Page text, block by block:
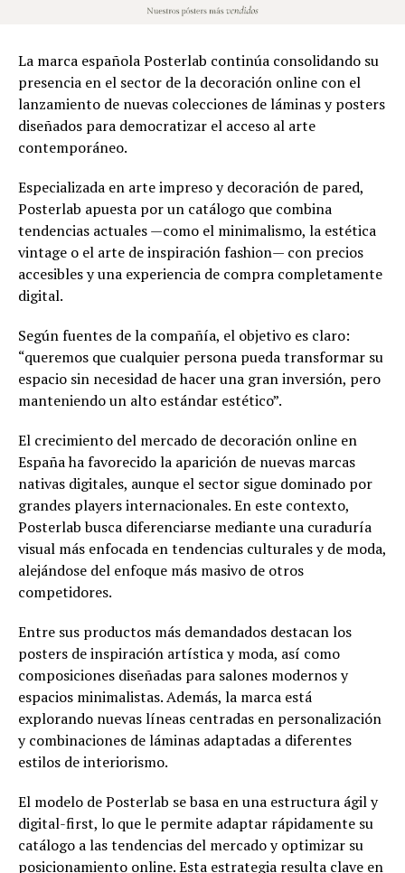
La marca española Posterlab continúa consolidando su
presencia en el sector de la decoración online con el
lanzamiento de nuevas colecciones de láminas y posters
diseñados para democratizar el acceso al arte
contemporáneo.
Especializada en arte impreso y decoración de pared,
Posterlab apuesta por un catálogo que combina
tendencias actuales —como el minimalismo, la estética
vintage o el arte de inspiración fashion— con precios
accesibles y una experiencia de compra completamente
digital.
Según fuentes de la compañía, el objetivo es claro:
“queremos que cualquier persona pueda transformar su
espacio sin necesidad de hacer una gran inversión, pero
manteniendo un alto estándar estético”.
El crecimiento del mercado de decoración online en
España ha favorecido la aparición de nuevas marcas
nativas digitales, aunque el sector sigue dominado por
grandes players internacionales. En este contexto,
Posterlab busca diferenciarse mediante una curaduría
visual más enfocada en tendencias culturales y de moda,
alejándose del enfoque más masivo de otros
competidores.
Entre sus productos más demandados destacan los
posters de inspiración artística y moda, así como
composiciones diseñadas para salones modernos y
espacios minimalistas. Además, la marca está
explorando nuevas líneas centradas en personalización
y combinaciones de láminas adaptadas a diferentes
estilos de interiorismo.
El modelo de Posterlab se basa en una estructura ágil y
digital-first, lo que le permite adaptar rápidamente su
catálogo a las tendencias del mercado y optimizar su
posicionamiento online. Esta estrategia resulta clave en